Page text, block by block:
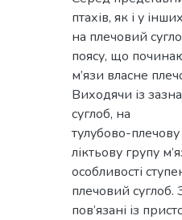
птахів, як і у
на плечовий
поясу, що
м’язи власне
Виходячи із
суглоб, на
тулубово-плечову
ліктьову групу
особливості
плечовий суглоб.
пов’язані із